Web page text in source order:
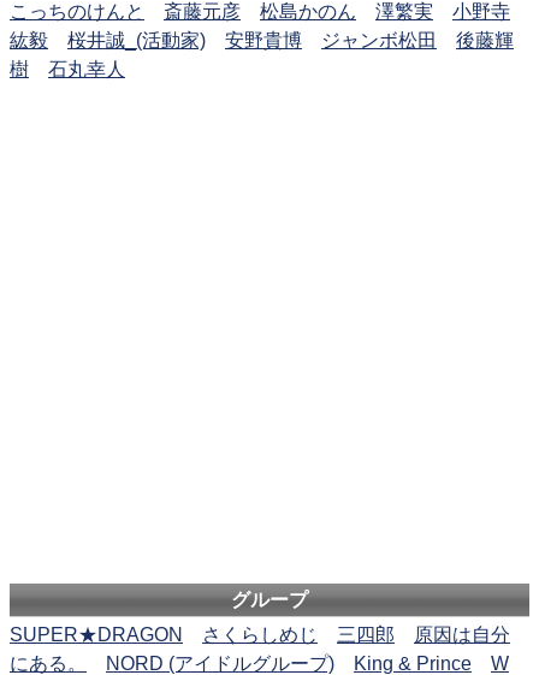
こっちのけんと
斎藤元彦 松島かのん 澤繁実
小野寺
紘毅
桜井誠_(活動家) 安野貴博 ジャンボ松田
後藤輝
樹
石丸幸人
グループ
SUPER★DRAGON
さくらしめじ 三四郎
原因は自分
にある。
NORD (アイドルグループ) King & Prince
W